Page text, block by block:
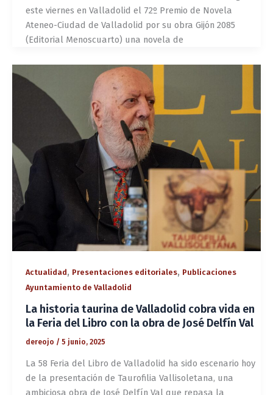
este viernes en Valladolid el 72º Premio de Novela
Ateneo-Ciudad de Valladolid por su obra Gijón 2085
(Editorial Menoscuarto) una novela de
Actualidad, Presentaciones editoriales, Publicaciones
Ayuntamiento de Valladolid
La historia taurina de Valladolid cobra vida en
la Feria del Libro con la obra de José Delfín Val
dereojo / 5 junio, 2025
La 58 Feria del Libro de Valladolid ha sido escenario hoy
de la presentación de Taurofilia Vallisoletana, una
ambiciosa obra de José Delfín Val que repasa la